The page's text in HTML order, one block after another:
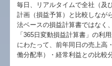
毎日、リアルタイムで全社（及
計画（損益予算）と比較しなが
法ベースの損益計算書ではなく
「365日変動損益計算書」の利
にわたって、前年同日の売上高
働分配率）・経常利益との比較